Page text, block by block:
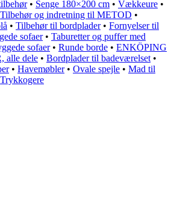
• Senge 180×200 cm • Vækkeure •
Tilbehør og indretning til METOD •
• Tilbehør til bordplader• Fornyelser til
sofaer• Taburetter og puffer med
sofaer• Runde borde • ENKÖPING
alle dele • Bordplader til badeværelset •
• Havemøbler• Ovale spejle • Mad til
Trykkogere